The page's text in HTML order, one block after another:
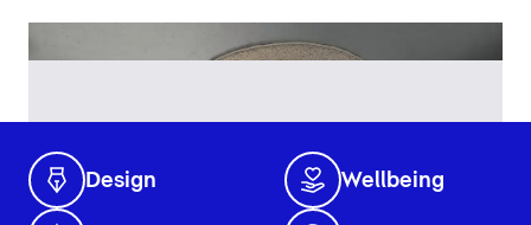
Design Wellbeing